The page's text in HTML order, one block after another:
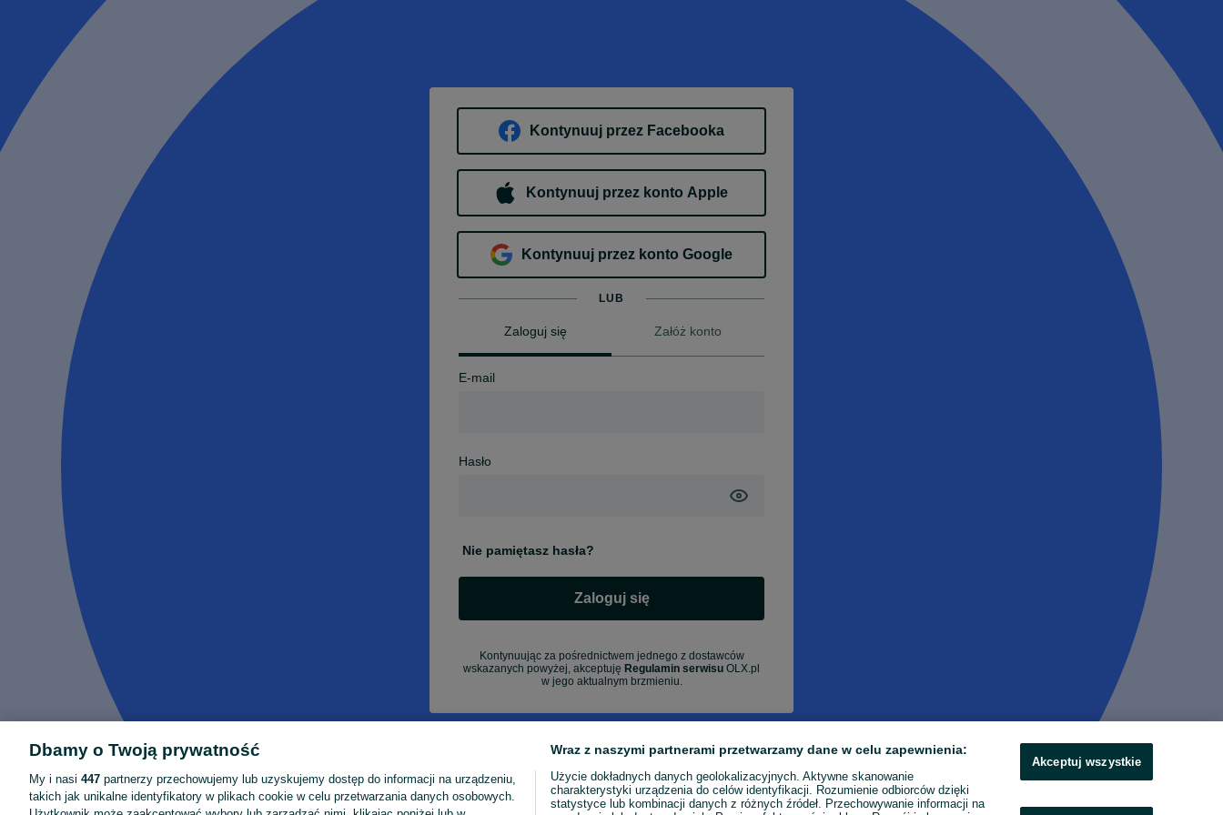
Kontynuuj przez Facebooka
Kontynuuj przez konto Apple
Kontynuuj przez konto Google
LUB
Zaloguj się Załóż konto
E-mail
Hasło
Nie pamiętasz hasła?
Zaloguj się
Kontynuując za pośrednictwem jednego z dostawców
wskazanych powyżej, akceptuję Regulamin serwisu OLX.pl
w jego aktualnym brzmieniu.
Dbamy o Twoją prywatność
My i nasi 447 partnerzy przechowujemy lub uzyskujemy dostęp do informacji na urządzeniu,
takich jak unikalne identyfikatory w plikach cookie w celu przetwarzania danych osobowych.
Wraz z naszymi partnerami przetwarzamy dane w celu zapewnienia:
Użycie dokładnych danych geolokalizacyjnych. Aktywne skanowanie
charakterystyki urządzenia do celów identyfikacji. Rozumienie odbiorców dzięki
statystyce lub kombinacji danych z różnych źródeł. Przechowywanie informacji na
Akceptuj wszystkie